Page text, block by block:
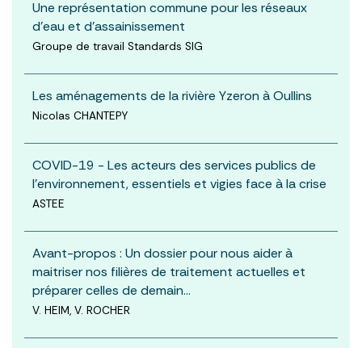
Une représentation commune pour les réseaux
d’eau et d’assainissement
Groupe de travail Standards SIG
Les aménagements de la rivière Yzeron à Oullins
Nicolas CHANTEPY
COVID-19 - Les acteurs des services publics de
l'environnement, essentiels et vigies face à la crise
ASTEE
Avant-propos : Un dossier pour nous aider à
maitriser nos filières de traitement actuelles et
préparer celles de demain…
V. HEIM, V. ROCHER